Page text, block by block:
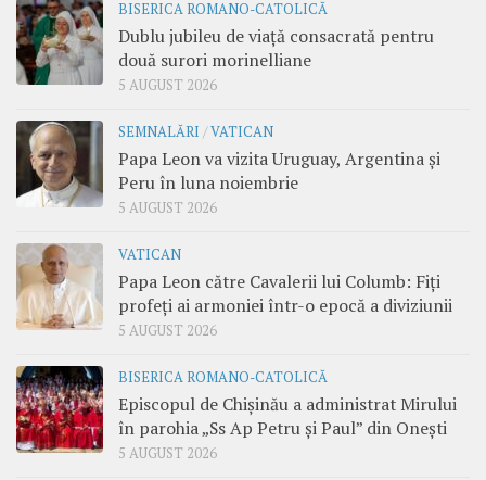
BISERICA ROMANO-CATOLICĂ
Dublu jubileu de viață consacrată pentru
două surori morinelliane
5 AUGUST 2026
SEMNALĂRI /VATICAN
Papa Leon va vizita Uruguay, Argentina și
Peru în luna noiembrie
5 AUGUST 2026
VATICAN
Papa Leon către Cavalerii lui Columb: Fiți
profeți ai armoniei într-o epocă a diviziunii
5 AUGUST 2026
BISERICA ROMANO-CATOLICĂ
Episcopul de Chișinău a administrat Mirului
în parohia „Ss Ap Petru și Paul” din Onești
5 AUGUST 2026